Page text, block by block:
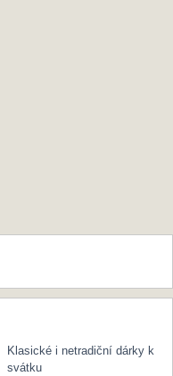
Klasické i netradiční dárky k
svátku